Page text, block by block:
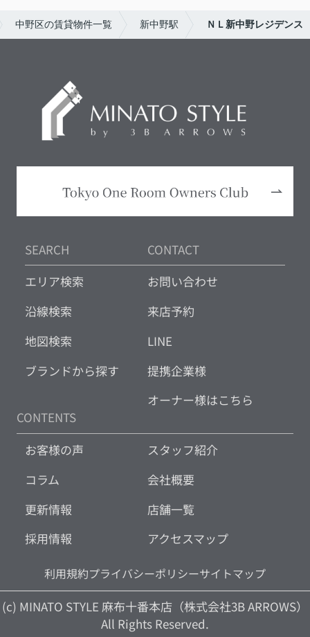
中野区の賃貸物件一覧 新中野駅 ＮＬ新中野レジデンス
SEARCH
エリア検索
沿線検索
地図検索
ブランドから探す
CONTACT
お問い合わせ
来店予約
LINE
提携企業様
オーナー様はこちら
CONTENTS
お客様の声
コラム
更新情報
採用情報
スタッフ紹介
会社概要
店舗一覧
アクセスマップ
利用規約プライバシーポリシーサイトマップ
(c) MINATO STYLE 麻布十番本店（株式会社3B ARROWS）
All Rights Reserved.